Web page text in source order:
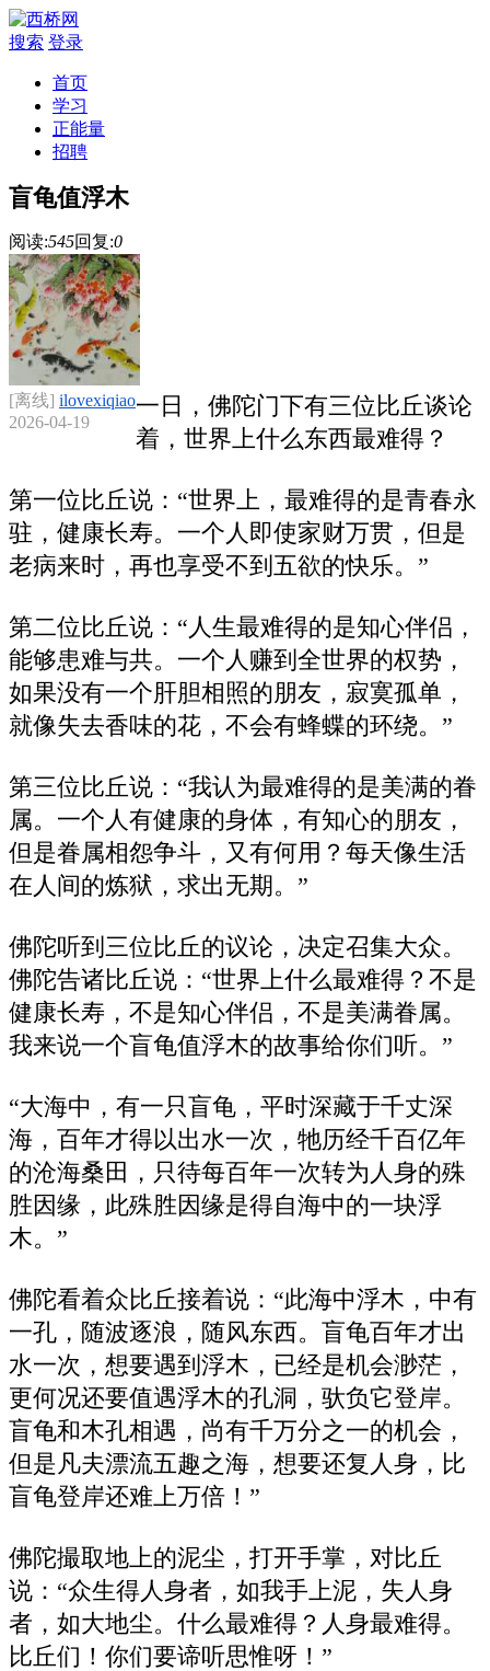
搜索 登录
首页
学习
正能量
招聘
盲龟值浮木
阅读:545回复:0
[离线] ilovexiqiao
2026-04-19
一日，佛陀门下有三位比丘谈论
着，世界上什么东西最难得？
第一位比丘说：“世界上，最难得的是青春永
驻，健康长寿。一个人即使家财万贯，但是
老病来时，再也享受不到五欲的快乐。”
第二位比丘说：“人生最难得的是知心伴侣，
能够患难与共。一个人赚到全世界的权势，
如果没有一个肝胆相照的朋友，寂寞孤单，
就像失去香味的花，不会有蜂蝶的环绕。”
第三位比丘说：“我认为最难得的是美满的眷
属。一个人有健康的身体，有知心的朋友，
但是眷属相怨争斗，又有何用？每天像生活
在人间的炼狱，求出无期。”
佛陀听到三位比丘的议论，决定召集大众。
佛陀告诸比丘说：“世界上什么最难得？不是
健康长寿，不是知心伴侣，不是美满眷属。
我来说一个盲龟值浮木的故事给你们听。”
“大海中，有一只盲龟，平时深藏于千丈深
海，百年才得以出水一次，牠历经千百亿年
的沧海桑田，只待每百年一次转为人身的殊
胜因缘，此殊胜因缘是得自海中的一块浮
木。”
佛陀看着众比丘接着说：“此海中浮木，中有
一孔，随波逐浪，随风东西。盲龟百年才出
水一次，想要遇到浮木，已经是机会渺茫，
更何况还要值遇浮木的孔洞，驮负它登岸。
盲龟和木孔相遇，尚有千万分之一的机会，
但是凡夫漂流五趣之海，想要还复人身，比
盲龟登岸还难上万倍！”
佛陀撮取地上的泥尘，打开手掌，对比丘
说：“众生得人身者，如我手上泥，失人身
者，如大地尘。什么最难得？人身最难得。
比丘们！你们要谛听思惟呀！”